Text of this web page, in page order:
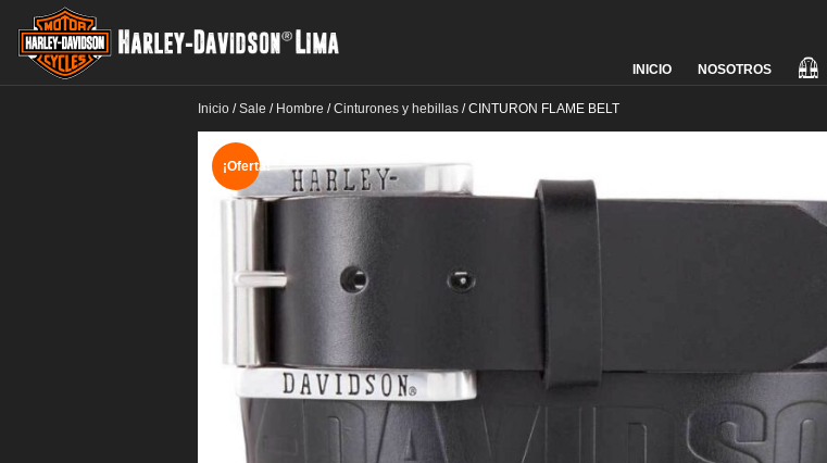
Skip
to
content
INICIO NOSOTROS
Inicio /Sale / Hombre /Cinturones y hebillas /CINTURON FLAME BELT
¡Oferta!